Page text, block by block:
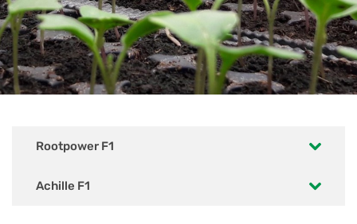
Rootpower F1
Achille F1